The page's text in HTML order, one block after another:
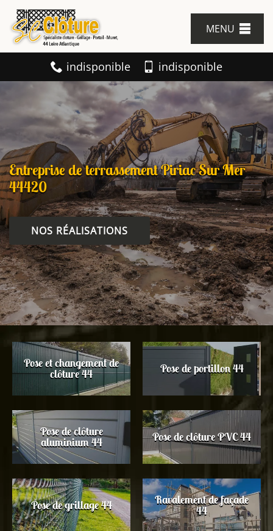
MENU
indisponible indisponible
Entreprise de terrassement Piriac Sur Mer
44420
NOS RÉALISATIONS
Pose et changement de
clôture 44 Pose de portillon 44
Pose de clôture
aluminium 44 Pose de clôture PVC 44
Pose de grillage 44 Ravalement de façade
44